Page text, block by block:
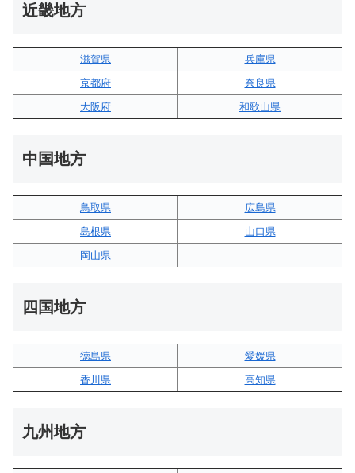
近畿地方
滋賀県
兵庫県
京都府
奈良県
大阪府
和歌山県
中国地方
鳥取県
広島県
島根県
山口県
岡山県
–
四国地方
徳島県
愛媛県
香川県
高知県
九州地方